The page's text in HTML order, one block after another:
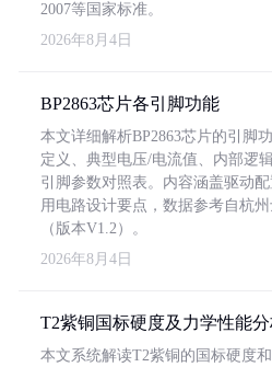
2007等国家标准。
2026年8月4日
BP2863芯片各引脚功能
本文详细解析BP2863芯片的引脚
定义、典型电压/电流值、内部逻
引脚参数对照表。内容涵盖驱动
用电路设计要点，数据参考自杭
（版本V1.2）。
2026年8月4日
T2紫铜国标硬度及力学性能
本文系统解读T2紫铜的国标硬度